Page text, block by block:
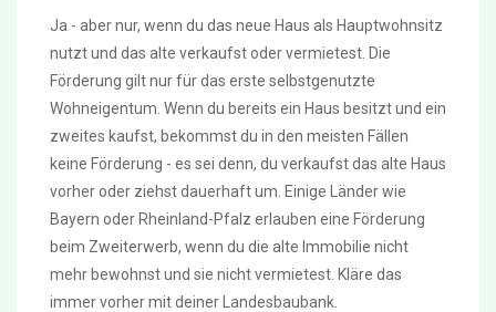
Ja - aber nur, wenn du das neue Haus als Hauptwohnsitz
nutzt und das alte verkaufst oder vermietest. Die
Förderung gilt nur für das erste selbstgenutzte
Wohneigentum. Wenn du bereits ein Haus besitzt und ein
zweites kaufst, bekommst du in den meisten Fällen
keine Förderung - es sei denn, du verkaufst das alte Haus
vorher oder ziehst dauerhaft um. Einige Länder wie
Bayern oder Rheinland-Pfalz erlauben eine Förderung
beim Zweiterwerb, wenn du die alte Immobilie nicht
mehr bewohnst und sie nicht vermietest. Kläre das
immer vorher mit deiner Landesbaubank.